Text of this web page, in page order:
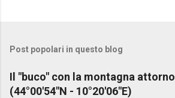
Post popolari in questo blog
Il "buco" con la montagna attorno
(44°00′54″N - 10°20′06″E)